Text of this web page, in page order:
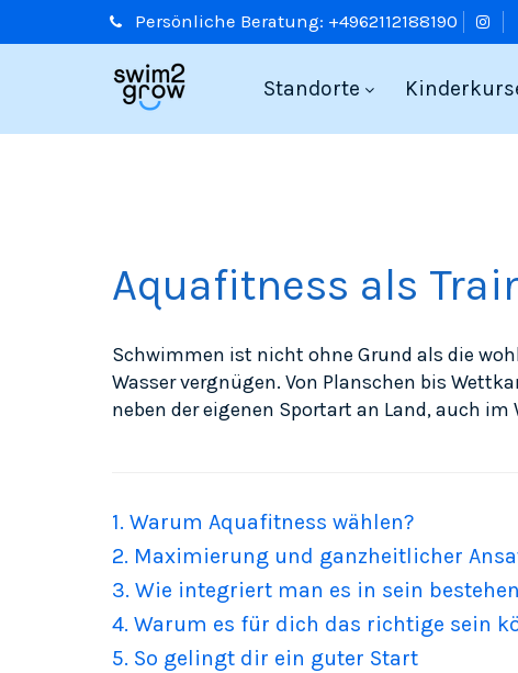
Persönliche Beratung: +4962112188190
Standorte
Aquafitness als
Schwimmen ist nicht ohne Grund als die
Wasser vergnügen. Von Planschen bis
neben der eigenen Sportart an Land, auch
1. Warum Aquafitness wählen?
2. Maximierung und ganzheitlicher
3. Wie integriert man es in sein
4. Warum es für dich das richtige sein
5. So gelingt dir ein guter Start